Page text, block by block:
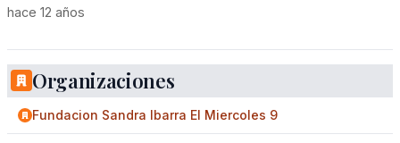
hace 12 años
Organizaciones
Fundacion Sandra Ibarra El Miercoles 9